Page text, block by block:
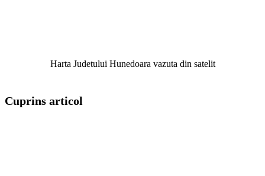
Harta Judetului Hunedoara vazuta din satelit
Cuprins articol